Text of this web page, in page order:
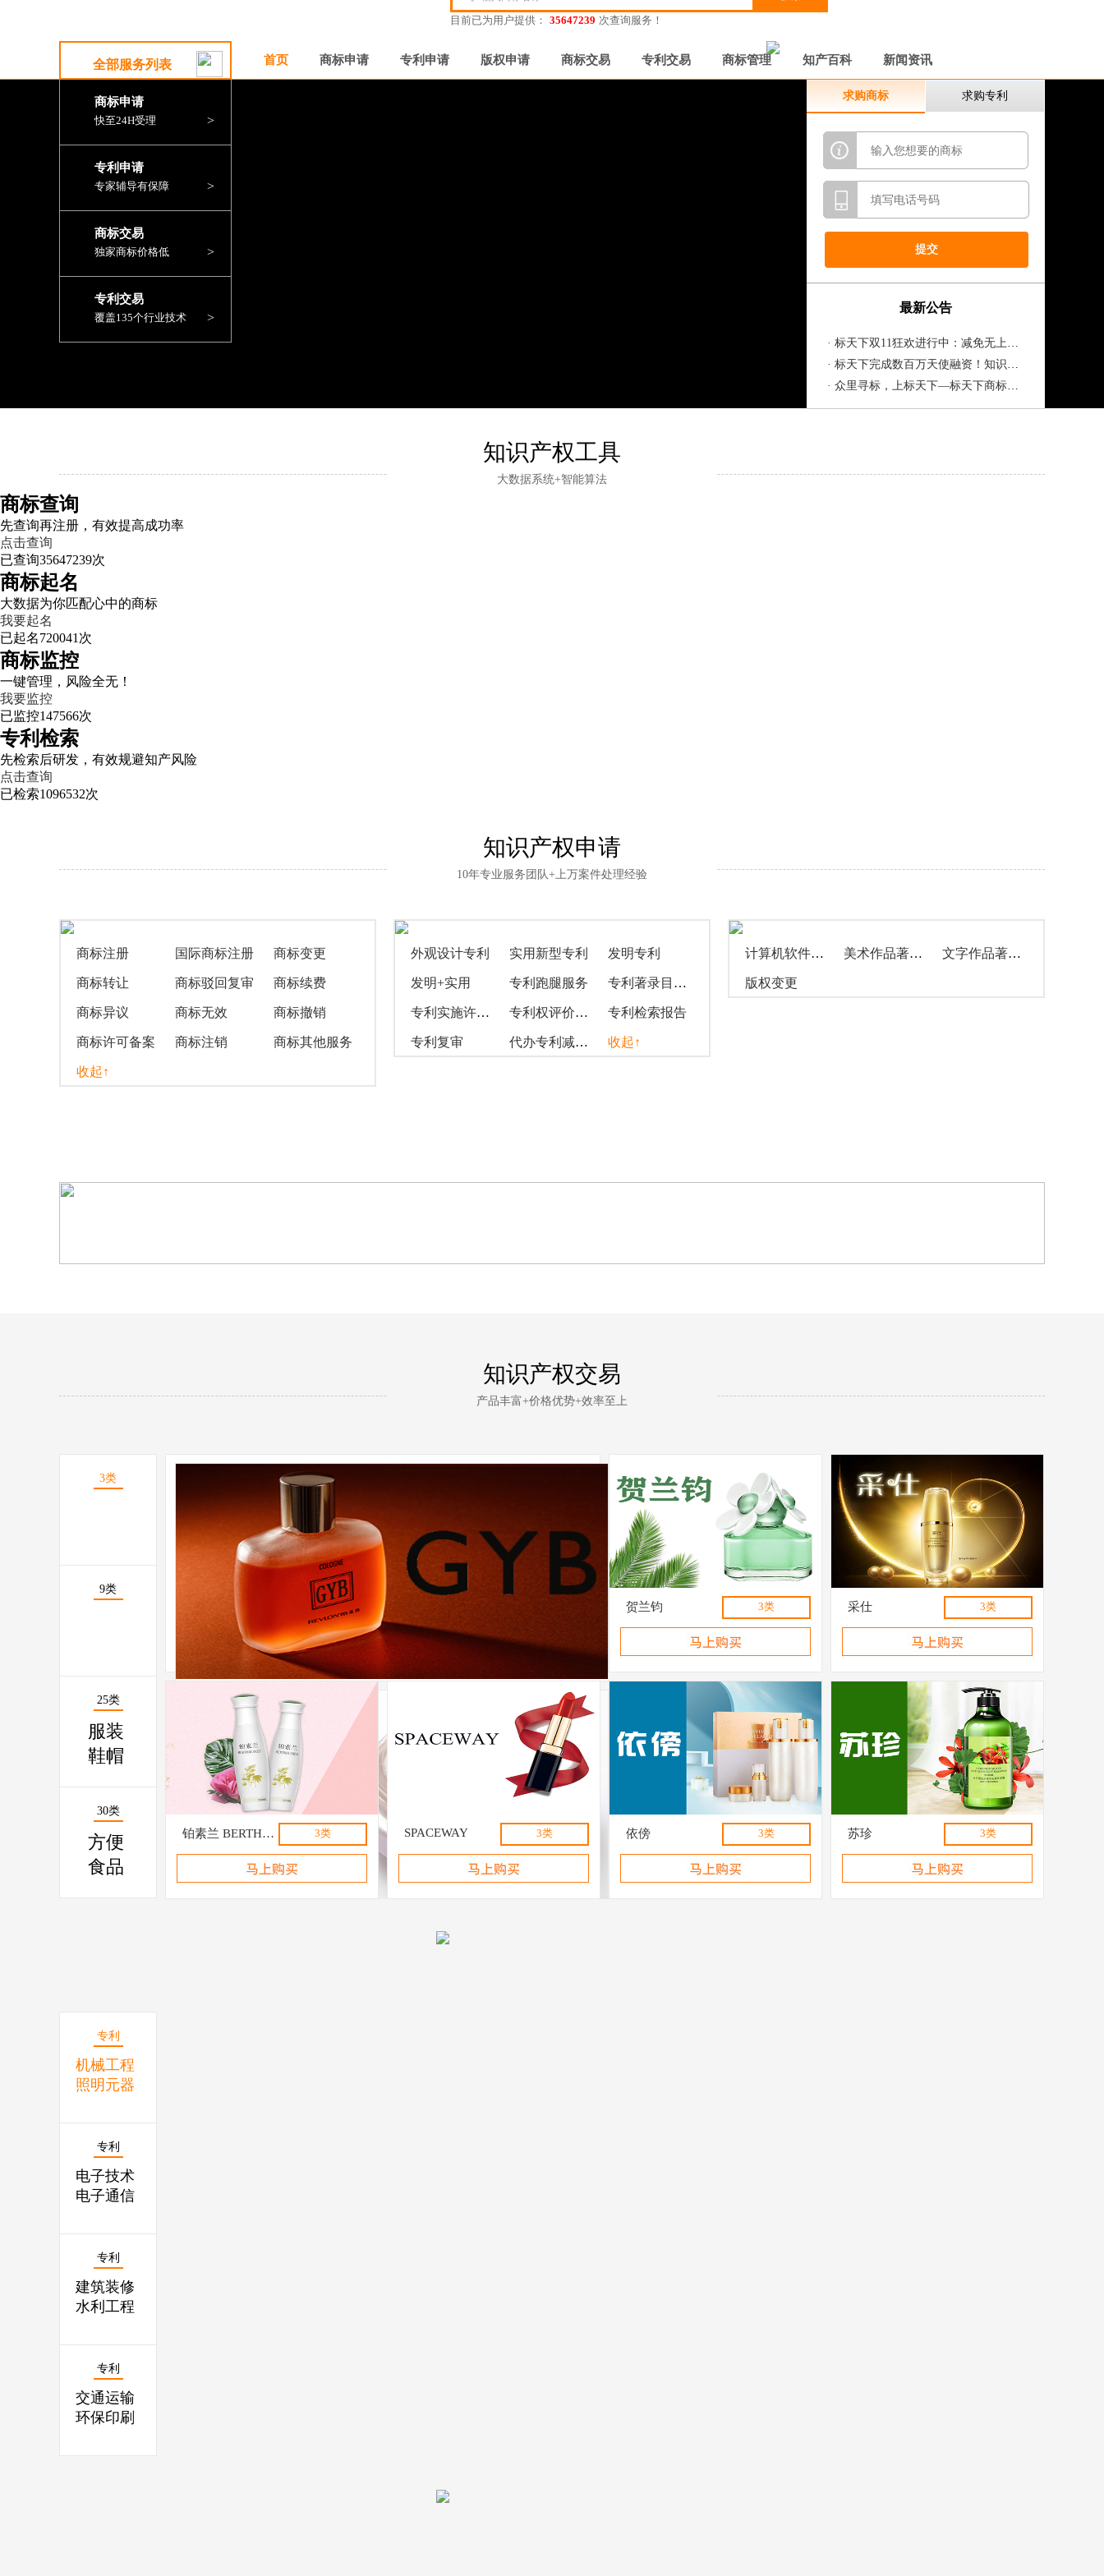
目前已为用户提供： 35647239 次查询服务！
全部服务列表 首页 商标申请 专利申请 版权申请 商标交易 专利交易 商标管理 知产百科 新闻资讯
商标申请
快至24H受理 >
专利申请
专家辅导有保障 >
商标交易
独家商标价格低 >
专利交易
覆盖135个行业技术 >
求购商标 求购专利
最新公告
· 标天下双11狂欢进行中：减免无上限，商标免费送！下单立减千元！！
· 标天下完成数百万天使融资！知识产权...
· 众里寻标，上标天下—标天下商标交易...
知识产权工具
大数据系统+智能算法
商标查询
先查询再注册，有效提高成功率
点击查询
已查询35647239次
商标起名
大数据为你匹配心中的商标
我要起名
已起名720041 次
商标监控
一键管理，风险全无！
我要监控
已监控147566次
专利检索
先检索后研发，有效规避知产风险
点击查询
已检索1096532次
知识产权申请
10年专业服务团队+上万案件处理经验
商标注册 国际商标注册 商标变更
商标转让 商标驳回复审 商标续费
商标异议 商标无效 商标撤销
商标许可备案 商标注销 商标其他服务
收起↑
外观设计专利 实用新型专利 发明专利
发明+实用 专利跑腿服务 专利著录目录变更
专利实施许可合同备案 专利权评价报告 专利检索报告
专利复审 代办专利减缓手续 收起↑
计算机软件著作权 美术作品著作权 文字作品著作权
版权变更
知识产权交易
产品丰富+价格优势+效率至上
3类
9类
25类
服装
鞋帽
30类
方便
食品
贺兰钧 3类 采仕 3类
铂素兰 BERTHALARES 3类 SPACEWAY 3类 依傍 3类 苏珍 3类
专利
机械工程
照明元器
专利
电子技术
电子通信
专利
建筑装修
水利工程
专利
交通运输
环保印刷